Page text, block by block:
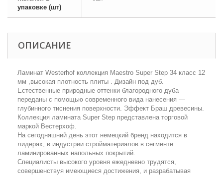
упаковке (шт)
ОПИСАНИЕ
Ламинат Westerhof коллекция Maestro Super Step 34 класс 12
мм ,высокая плотность плиты . Дизайн под дуб.
Естественные природные оттенки благородного дуба
переданы с помощью современного вида нанесения —
глубинного тиснения поверхности. Эффект Браш древесины.
Коллекция ламината Super Step представлена торговой
маркой Вестерхоф.
На сегодняшний день этот немецкий бренд находится в
лидерах, в индустрии стройматериалов в сегменте
ламинированных напольных покрытий.
Специалисты высокого уровня ежедневно трудятся,
совершенствуя имеющиеся достижения, и разрабатывая